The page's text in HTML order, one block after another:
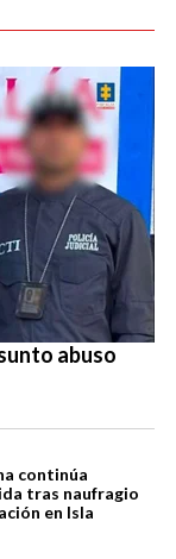
abuso
continúa
tras naufragio
en Isla